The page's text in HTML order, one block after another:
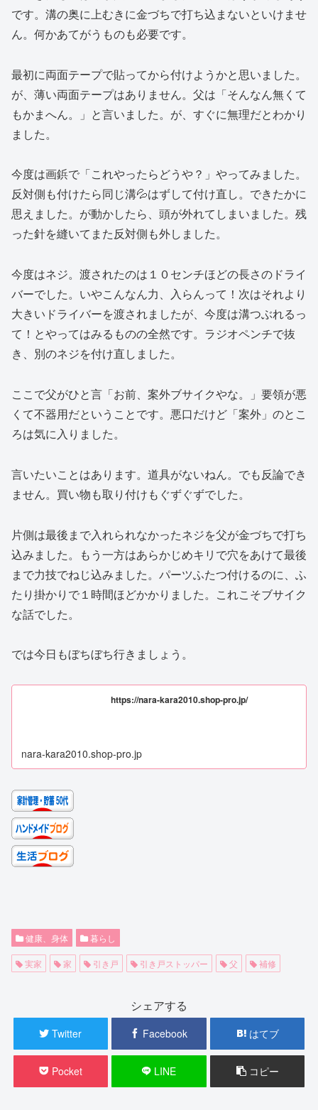
です。溝の奥に上むきに金づちで打ち込まないといけませ
ん。何かあてがうものも必要です。
最初に両面テープで貼ってから付けようかと思いました。
が、薄い両面テープはありません。父は「そんなん無くて
もかまへん。」と言いました。が、すぐに無理だとわかり
ました。
今度は画鋲で「これやったらどうや？」やってみました。
反対側も付けたら同じ溝💦はずして付け直し。できたかに
思えました。が動かしたら、頭が外れてしまいました。残
った針を縫いてまた反対側も外しました。
今度はネジ。渡されたのは１０センチほどの長さのドライ
バーでした。いやこんなん力、入らんって！次はそれより
大きいドライバーを渡されましたが、今度は溝つぶれるっ
て！とやってはみるものの全然です。ラジオペンチで抜
き、別のネジを付け直しました。
ここで父がひと言「お前、案外ブサイクやな。」要領が悪
くて不器用だということです。悪口だけど「案外」のとこ
ろは気に入りました。
言いたいことはあります。道具がないねん。でも反論でき
ません。買い物も取り付けもぐずぐずでした。
片側は最後まで入れられなかったネジを父が金づちで打ち
込みました。もう一方はあらかじめキリで穴をあけて最後
まで力技でねじ込みました。パーツふたつ付けるのに、ふ
たり掛かりで１時間ほどかかりました。これこそブサイク
な話でした。
では今日もぼちぼち行きましょう。
https://nara-kara2010.shop-pro.jp/
nara-kara2010.shop-pro.jp
健康、身体 暮らし
実家 家 引き戸 引き戸ストッパー 父 補修
シェアする
Twitter Facebook はてブ
Pocket LINE コピー